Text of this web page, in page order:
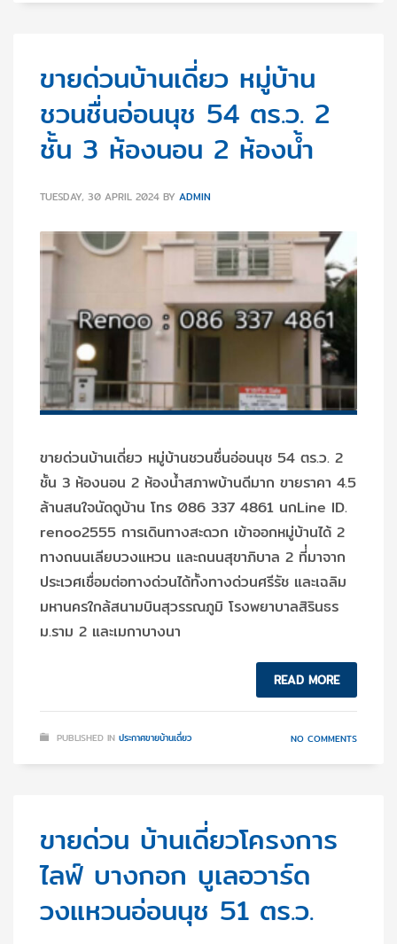
ขายด่วนบ้านเดี่ยว‬ หมู่บ้าน
ชวนชื่นอ่อนนุช 54 ตร.ว. 2
ชั้น 3 ห้องนอน 2 ห้องน้ำ
TUESDAY, 30 APRIL 2024 BY ADMIN
ขายด่วนบ้านเดี่ยว‬ หมู่บ้านชวนชื่นอ่อนนุช 54 ตร.ว. 2
ชั้น 3 ห้องนอน 2 ห้องน้ำ‎สภาพบ้านดีมาก‬ ขายราคา 4.5
ล้านสนใจนัดดูบ้าน โทร 086 337 4861 นกLine ID.
renoo2555 การเดินทางสะดวก เข้าออกหมู่บ้านได้ 2
ทางถนนเลียบวงแหวน และถนนสุขาภิบาล 2 ที่่มาจาก
ประเวศเชื่อมต่อทางด่วนได้ทั้งทางด่วนศรีรัช และเฉลิม
มหานครใกล้สนามบินสุวรรณภูมิ โรงพยาบาลสิรินธร
ม.ราม 2 และเมกาบางนา
READ MORE
PUBLISHED IN ประกาศขายบ้านเดี่ยว NO COMMENTS
ขายด่วน บ้านเดี่ยวโครงการ
ไลฟ์ บางกอก บูเลอวาร์ด
วงแหวนอ่อนนุช 51 ตร.ว.